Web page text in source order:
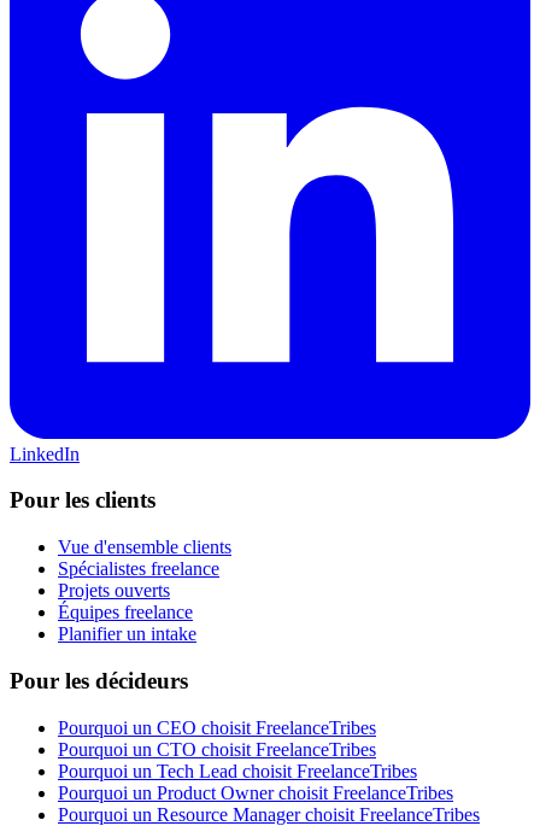
LinkedIn
Pour les clients
Vue d'ensemble clients
Spécialistes freelance
Projets ouverts
Équipes freelance
Planifier un intake
Pour les décideurs
Pourquoi un CEO choisit FreelanceTribes
Pourquoi un CTO choisit FreelanceTribes
Pourquoi un Tech Lead choisit FreelanceTribes
Pourquoi un Product Owner choisit FreelanceTribes
Pourquoi un Resource Manager choisit FreelanceTribes